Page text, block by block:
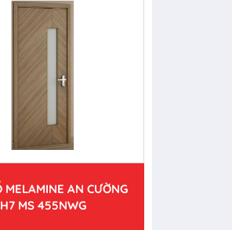
MELAMINE AN CƯỜNG
H7 MS 455NWG